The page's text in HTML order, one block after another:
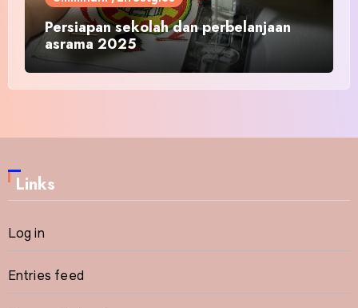
Persiapan sekolah dan perbelanjaan
asrama 2025
Links
Log in
Entries feed